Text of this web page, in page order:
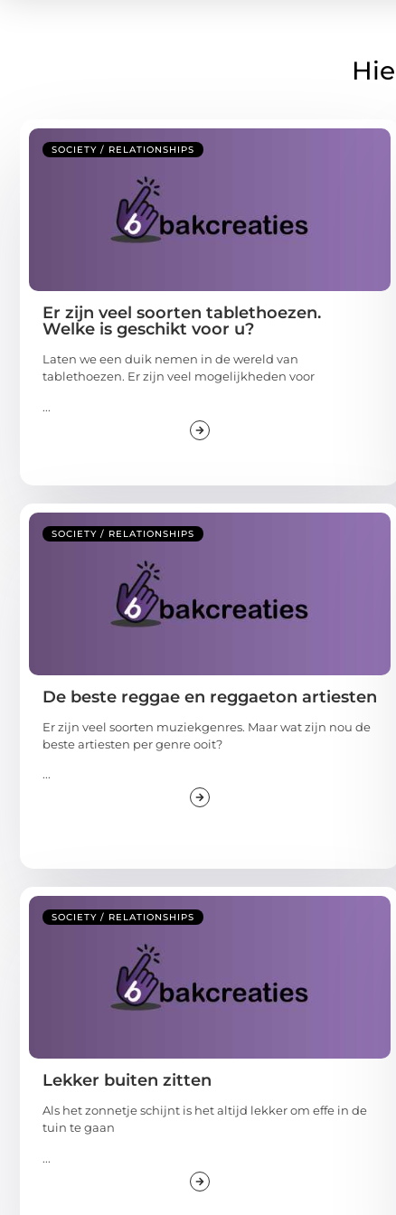
SOCIETY / RELATIONSHIPS
Er zijn veel soorten tablethoezen.
Welke is geschikt voor u?
Laten we een duik nemen in de wereld van
tablethoezen. Er zijn veel mogelijkheden voor
...
SOCIETY / RELATIONSHIPS
De beste reggae en reggaeton artiesten
Er zijn veel soorten muziekgenres. Maar wat zijn nou de
beste artiesten per genre ooit?
...
SOCIETY / RELATIONSHIPS
Lekker buiten zitten
Als het zonnetje schijnt is het altijd lekker om effe in de
tuin te gaan
...